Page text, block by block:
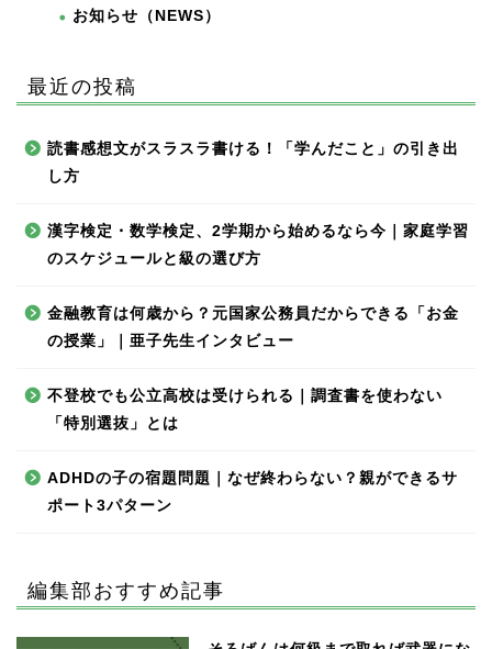
お知らせ（NEWS）
最近の投稿
読書感想文がスラスラ書ける！「学んだこと」の引き出
し方
漢字検定・数学検定、2学期から始めるなら今｜家庭学習
のスケジュールと級の選び方
金融教育は何歳から？元国家公務員だからできる「お金
の授業」｜亜子先生インタビュー
不登校でも公立高校は受けられる｜調査書を使わない
「特別選抜」とは
ADHDの子の宿題問題｜なぜ終わらない？親ができるサ
ポート3パターン
編集部おすすめ記事